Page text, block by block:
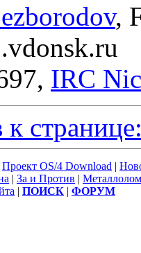
,
IRC
Проект OS/4 Download |
| За и Против | Металлолом
| ПОИСК | ФОРУМ